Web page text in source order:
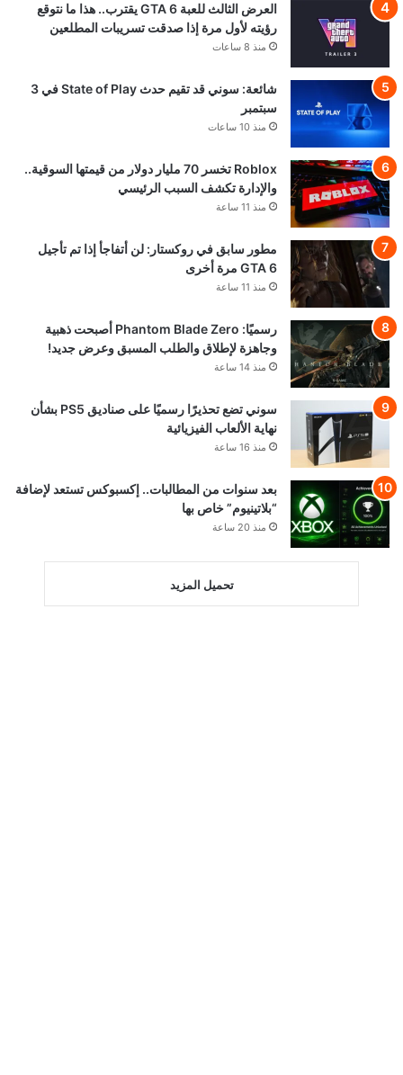
العرض الثالث للعبة GTA 6 يقترب.. هذا ما نتوقع
رؤيته لأول مرة إذا صدقت تسريبات المطلعين
منذ 8 ساعات
شائعة: سوني قد تقيم حدث State of Play في 3
سبتمبر
منذ 10 ساعات
Roblox تخسر 70 مليار دولار من قيمتها السوقية..
والإدارة تكشف السبب الرئيسي
منذ 11 ساعة
مطور سابق في روكستار: لن أتفاجأ إذا تم تأجيل
GTA 6 مرة أخرى
منذ 11 ساعة
رسميًا: Phantom Blade Zero أصبحت ذهبية
وجاهزة لإطلاق والطلب المسبق وعرض جديد!
منذ 14 ساعة
سوني تضع تحذيرًا رسميًا على صناديق PS5 بشأن
نهاية الألعاب الفيزيائية
منذ 16 ساعة
بعد سنوات من المطالبات.. إكسبوكس تستعد لإضافة
“بلاتينيوم” خاص بها
منذ 20 ساعة
تحميل المزيد